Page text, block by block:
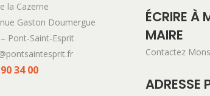
la Cazerne
Gaston Doumergue
Pont-Saint-Esprit
34 00
ÉCRIRE À
MAIRE
Contactez
ADRESSE